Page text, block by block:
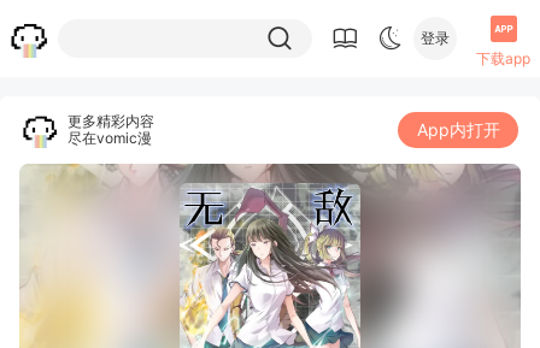
登录
下载app
更多精彩内容
尽在vomic漫
App内打开